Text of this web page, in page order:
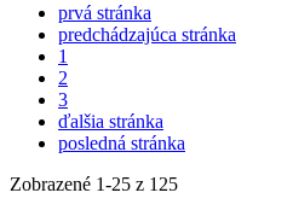
prvá stránka
predchádzajúca stránka
1
2
3
ďalšia stránka
posledná stránka
Zobrazené 1-25 z 125